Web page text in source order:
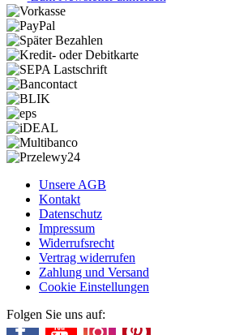
Unsere AGB
Kontakt
Datenschutz
Impressum
Widerrufsrecht
Vertrag widerrufen
Zahlung und Versand
Cookie Einstellungen
Folgen Sie uns auf: